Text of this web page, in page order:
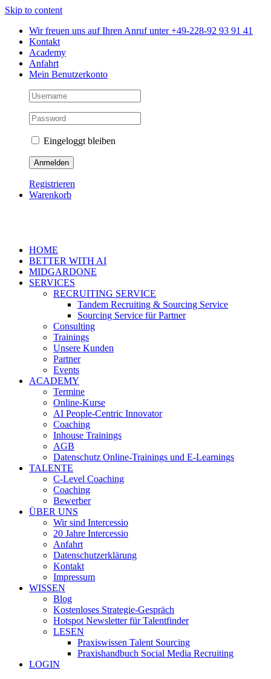
Skip to content
Wir freuen uns auf Ihren Anruf unter +49-228-92 93 91 41
Kontakt
Academy
Anfahrt
Mein Benutzerkonto
Eingeloggt bleiben
Registrieren
Warenkorb
HOME
BETTER WITH AI
MIDGARDONE
SERVICES
RECRUITING SERVICE
Tandem Recruiting & Sourcing Service
Sourcing Service für Partner
Consulting
Trainings
Unsere Kunden
Partner
Events
ACADEMY
Termine
Online-Kurse
AI People-Centric Innovator
Coaching
Inhouse Trainings
AGB
Datenschutz Online-Trainings und E-Learnings
TALENTE
C-Level Coaching
Coaching
Bewerber
ÜBER UNS
Wir sind Intercessio
20 Jahre Intercessio
Anfahrt
Datenschutzerklärung
Kontakt
Impressum
WISSEN
Blog
Kostenloses Strategie-Gespräch
Hotspot Newsletter für Talentfinder
LESEN
Praxiswissen Talent Sourcing
Praxishandbuch Social Media Recruiting
LOGIN